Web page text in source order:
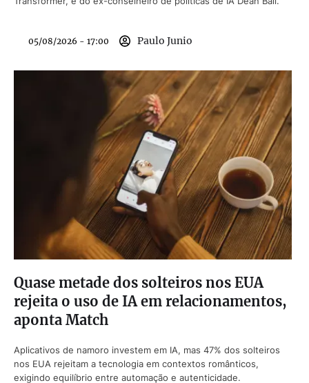
05/08/2026 - 17:00 Paulo Junio
Quase metade dos solteiros nos EUA
rejeita o uso de IA em relacionamentos,
aponta Match
Aplicativos de namoro investem em IA, mas 47% dos solteiros
nos EUA rejeitam a tecnologia em contextos românticos,
exigindo equilíbrio entre automação e autenticidade.